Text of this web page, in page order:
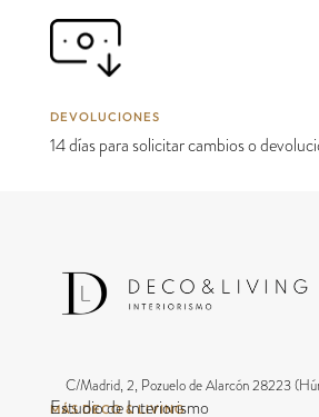
DEVOLUCIONES
14 días para solicitar cambios o
C/Madrid, 2, Pozuelo de Alarcón 28223
MÁS DECO & LIVING
Estudio de Interiorismo